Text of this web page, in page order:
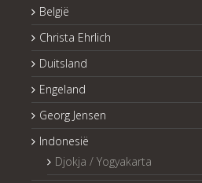
België
Christa Ehrlich
Duitsland
Engeland
Georg Jensen
Indonesië
Djokja / Yogyakarta